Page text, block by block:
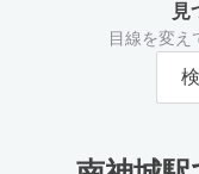
見
目線を変え